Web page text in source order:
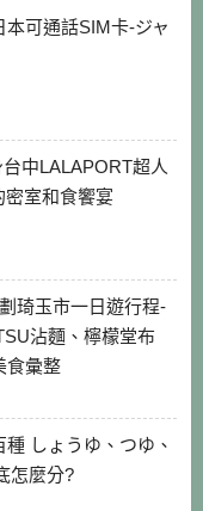
可通話SIM卡-ジャ
中LALAPORT超人
室和食饗宴
琦玉市一日遊行程-
沾麵、檸檬堂布
食彙整
しょうゆ、つゆ、
怎麼分?